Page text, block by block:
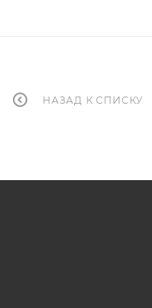
НАЗАД К СПИСКУ